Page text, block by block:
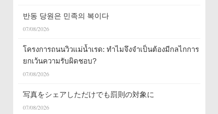
반동 당원은 민족의 복이다
07/08/2026
โครงการถนนวิวแม่น้ำเรด: ทำไมจึงจำเป็นต้องมีกลไกการ
ยกเว้นความรับผิดชอบ?
07/08/2026
写真をシェアしただけでも罰則の対象に
07/08/2026